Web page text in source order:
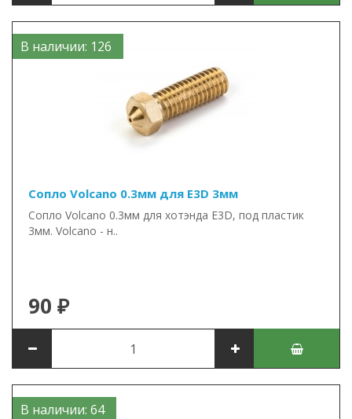
В наличии: 126
Сопло Volcano 0.3мм для E3D 3мм
Сопло Volcano 0.3мм для хотэнда E3D, под пластик
3мм. Volcano - н..
90 ₽
В наличии: 64